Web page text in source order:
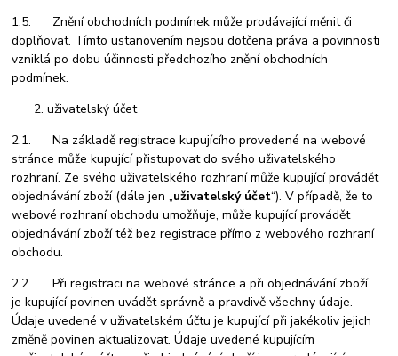
1.5. Znění obchodních podmínek může prodávající měnit či
doplňovat. Tímto ustanovením nejsou dotčena práva a povinnosti
vzniklá po dobu účinnosti předchozího znění obchodních
podmínek.
uživatelský účet
2.1. Na základě registrace kupujícího provedené na webové
stránce může kupující přistupovat do svého uživatelského
rozhraní. Ze svého uživatelského rozhraní může kupující provádět
objednávání zboží (dále jen „uživatelský účet“). V případě, že to
webové rozhraní obchodu umožňuje, může kupující provádět
objednávání zboží též bez registrace přímo z webového rozhraní
obchodu.
2.2. Při registraci na webové stránce a při objednávání zboží
je kupující povinen uvádět správně a pravdivě všechny údaje.
Údaje uvedené v uživatelském účtu je kupující při jakékoliv jejich
změně povinen aktualizovat. Údaje uvedené kupujícím